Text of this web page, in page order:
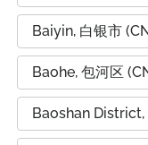
Baiyin, 白银市
Baohe, 包河区
Baoshan District,